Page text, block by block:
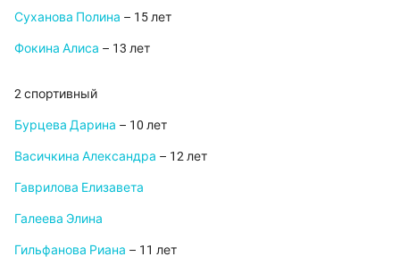
Суханова Полина – 15 лет
Фокина Алиса – 13 лет
2 спортивный
Бурцева Дарина – 10 лет
Васичкина Александра – 12 лет
Гаврилова Елизавета
Галеева Элина
Гильфанова Риана – 11 лет